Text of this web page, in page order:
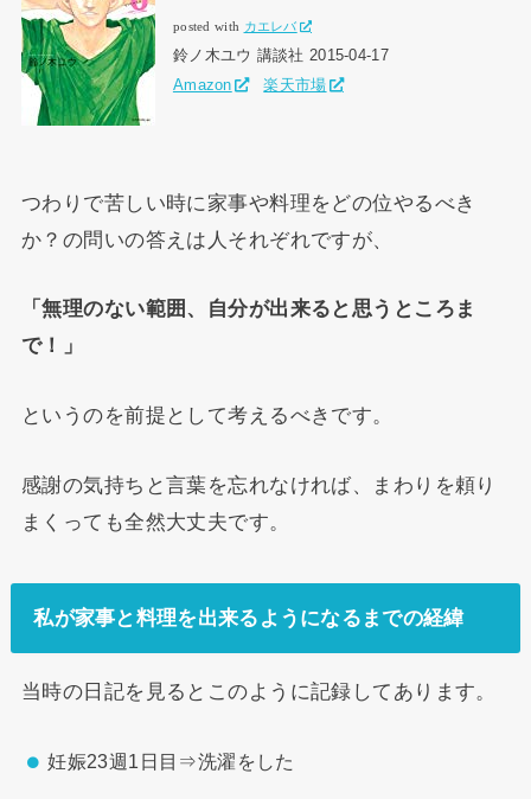
posted with カエレバ
鈴ノ木ユウ 講談社 2015-04-17
Amazon
楽天市場
つわりで苦しい時に家事や料理をどの位やるべき
か？の問いの答えは人それぞれですが、
「無理のない範囲、自分が出来ると思うところま
で！」
というのを前提として考えるべきです。
感謝の気持ちと言葉を忘れなければ、まわりを頼り
まくっても全然大丈夫です。
私が家事と料理を出来るようになるまでの経緯
当時の日記を見るとこのように記録してあります。
妊娠23週1日目⇒洗濯をした